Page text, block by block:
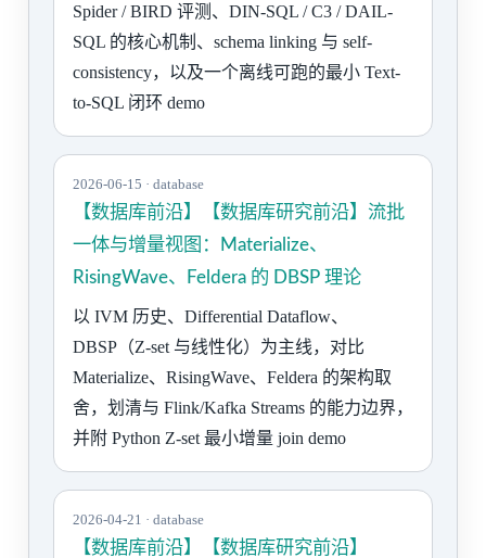
Spider / BIRD 评测、DIN-SQL / C3 / DAIL-
SQL 的核心机制、schema linking 与 self-
consistency，以及一个离线可跑的最小 Text-
to-SQL 闭环 demo
2026-06-15 · database
【数据库前沿】【数据库研究前沿】流批
一体与增量视图：Materialize、
RisingWave、Feldera 的 DBSP 理论
以 IVM 历史、Differential Dataflow、
DBSP（Z-set 与线性化）为主线，对比
Materialize、RisingWave、Feldera 的架构取
舍，划清与 Flink/Kafka Streams 的能力边界，
并附 Python Z-set 最小增量 join demo
2026-04-21 · database
【数据库前沿】【数据库研究前沿】